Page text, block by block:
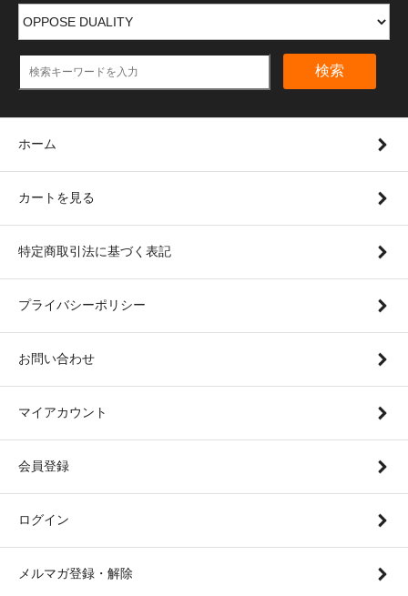
検索
ホーム
カートを見る
特定商取引法に基づく表記
プライバシーポリシー
お問い合わせ
マイアカウント
会員登録
ログイン
メルマガ登録・解除